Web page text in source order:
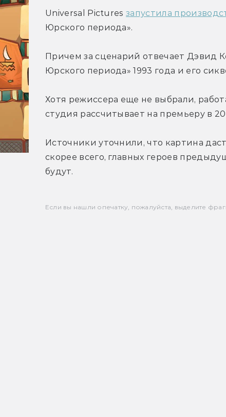
Universal Pictures запустила
Юрского периода».
Причем за сценарий отвечает Дэвид
Юрского периода» 1993 года и его
Хотя режиссера еще не выбрали,
студия рассчитывает на премьеру в
Источники уточнили, что картина
скорее всего, главных героев
будут.
Если вы нашли опечатку, пожалуйста, выделите